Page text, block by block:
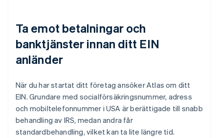
Ta emot betalningar och
banktjänster innan ditt EIN
anländer
När du har startat ditt företag ansöker Atlas om ditt
EIN. Grundare med socialförsäkringsnummer, adress
och mobiltelefonnummer i USA är berättigade till snabb
behandling av IRS, medan andra får
standardbehandling, vilket kan ta lite längre tid.